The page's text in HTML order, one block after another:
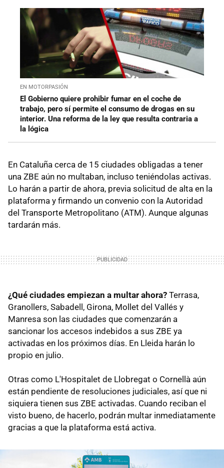
EN MOTORPASIÓN
El Gobierno quiere prohibir fumar en el coche de
trabajo, pero sí permite el consumo de drogas en su
interior. Una reforma de la ley que resulta contraria a
la lógica
En Cataluña cerca de 15 ciudades obligadas a tener
una ZBE aún no multaban, incluso teniéndolas activas.
Lo harán a partir de ahora, previa solicitud de alta en la
plataforma y firmando un convenio con la Autoridad
del Transporte Metropolitano (ATM). Aunque algunas
tardarán más.
¿Qué ciudades empiezan a multar ahora? Terrasa,
Granollers, Sabadell, Girona, Mollet del Vallés y
Manresa son las ciudades que comenzarán a
sancionar los accesos indebidos a sus ZBE ya
activadas en los próximos días. En Lleida harán lo
propio en julio.
Otras como L'Hospitalet de Llobregat o Cornellà aún
están pendiente de resoluciones judiciales, así que ni
siquiera tienen sus ZBE activadas. Cuando reciban el
visto bueno, de hacerlo, podrán multar inmediatamente
gracias a que la plataforma está activa.